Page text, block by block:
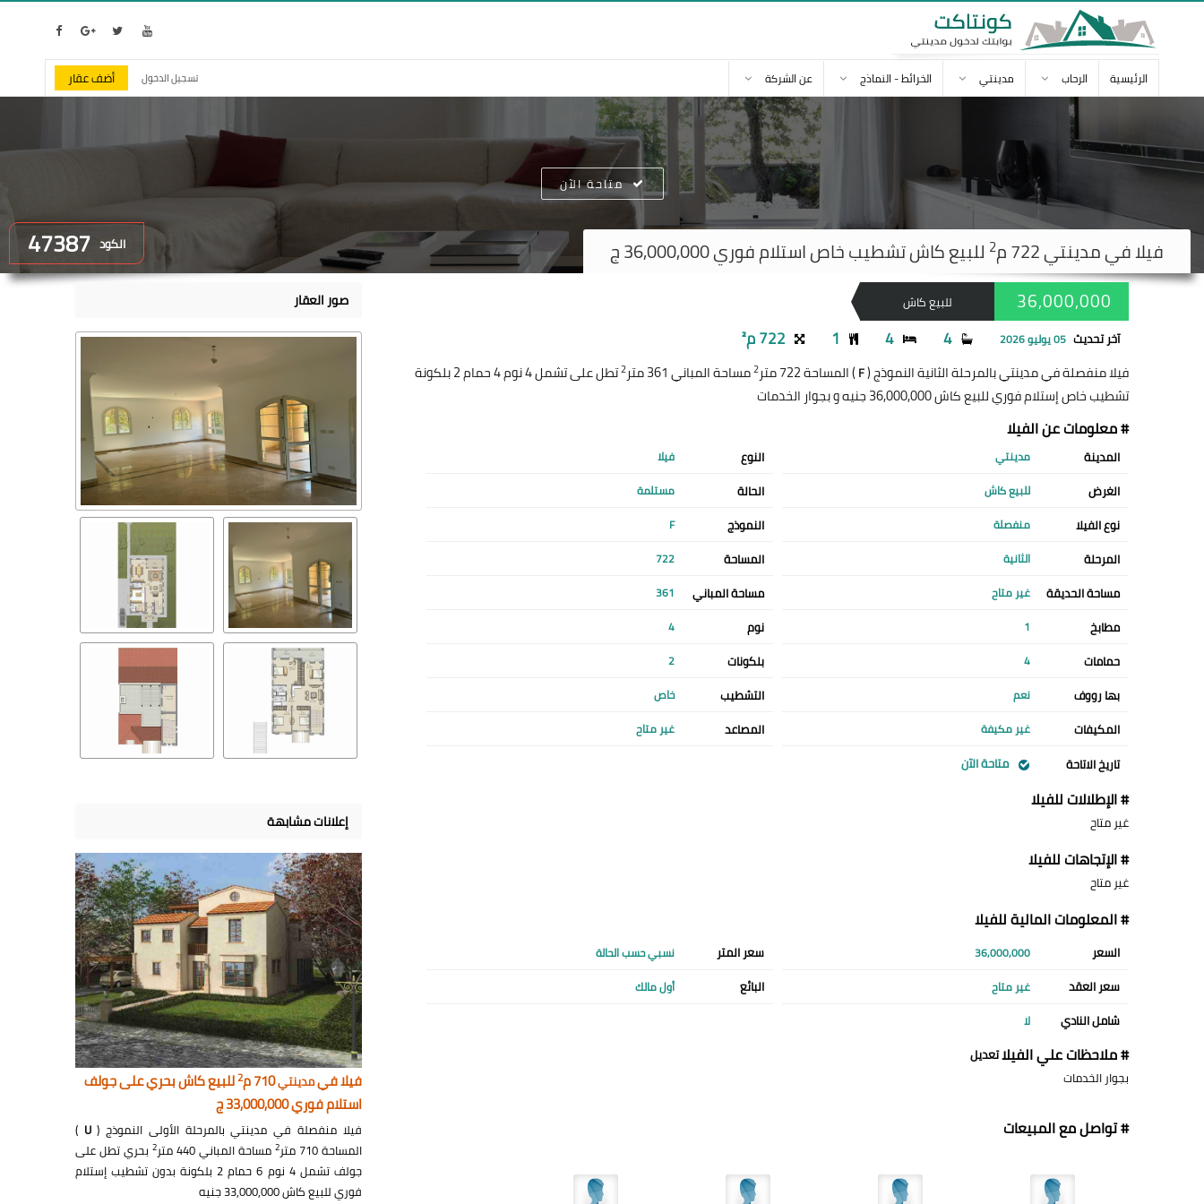
الرئيسية الرحاب مدينتي الخرائط - النماذج عن الشركة تسجيل الدخول أضف عقار
الكود 47387 فيلا فيمدينتي 2 للبيع كاش تشطيب خاص استلام فوري 36,000,000 ج
متاحة الآن
للبيع كاش 36,000,000
آخر تحديث 05 يوليو 2026 4
4
1 722 م²
فيلا منفصلة في مدينتي بالمرحلة الثانية النموذج (F) المساحة 722 متر 2مساحة المباني 361 متر 2
تطل على تشمل 4 نوم 4 حمام 2 بلكونة
تشطيب خاص إستلام فوري للبيع كاش 36,000,000 جنيه و بجوار الخدمات
# معلومات عن الفيلا
المدينة مدينتي النوع فيلا
الغرض للبيع كاش الحالة مستلمة
نوع الفيلا منفصلة النموذج F
المرحلة الثانية المساحة 722
مساحة الحديقة غير متاح مساحة المباني 361
مطابخ 1 نوم 4
حمامات 4 بلكونات 2
بها رووف نعم التشطيب خاص
المكيفات غير مكيفة المصاعد غير متاح
تاريخ الاتاحة متاحة الآن
# الإطلالات للفيلا
غير متاح
# الإتجاهات للفيلا
غير متاح
# المعلومات المالية للفيلا
السعر 36,000,000 سعر المتر نسبي حسب الحالة
سعر العقد غير متاح البائع أول مالك
شامل النادي لا
# ملاحظات علي الفيلاتعديل
بجوار الخدمات
# تواصل مع المبيعات
صور العقار
إعلانات مشابهة
فيلا فيمدينتي710 م 2للبيع كاش بحري على جولف
استلام فوري 33,000,000 ج
فيلا منفصلة في مدينتي بالمرحلة الأولى النموذج (U
)
المساحة 710 متر
2 مساحة المباني 440 متر 2 بحري تطل على
جولف تشمل 4 نوم 6 حمام 2 بلكونة بدون تشطيب إستلام
فوري للبيع كاش 33,000,000 جنيه